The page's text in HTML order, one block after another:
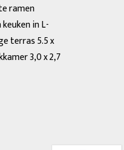
ramen
in L-
terras 5.5 x
3,0 x 2,7